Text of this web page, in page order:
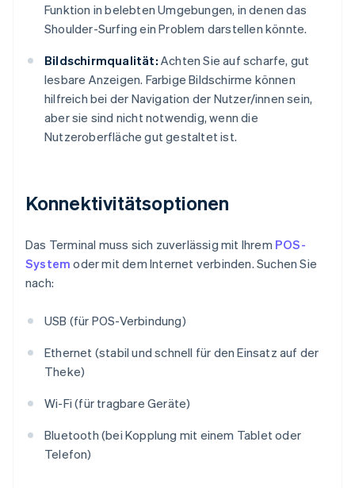
Funktion in belebten Umgebungen, in denen das
Shoulder-Surfing ein Problem darstellen könnte.
Bildschirmqualität: Achten Sie auf scharfe, gut
lesbare Anzeigen. Farbige Bildschirme können
hilfreich bei der Navigation der Nutzer/innen sein,
aber sie sind nicht notwendig, wenn die
Nutzeroberfläche gut gestaltet ist.
Konnektivitätsoptionen
Das Terminal muss sich zuverlässig mit Ihrem POS-
System oder mit dem Internet verbinden. Suchen Sie
nach:
USB (für POS-Verbindung)
Ethernet (stabil und schnell für den Einsatz auf der
Theke)
Wi-Fi (für tragbare Geräte)
Bluetooth (bei Kopplung mit einem Tablet oder
Telefon)